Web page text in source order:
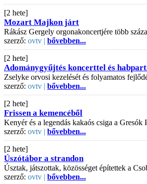
[2 hete]
Mozart Majkon járt
Rákász Gergely orgonakoncertjére több
szerző: ovtv | bővebben...
[2 hete]
Adománygyűjtés koncerttel és
Zselyke orvosi kezelését és folyamatos
szerző: ovtv | bővebben...
[2 hete]
Frissen a kemencéből
Kenyér és a legendás kakaós csiga a Gresók
szerző: ovtv | bővebben...
[2 hete]
Úszótábor a strandon
Úsztak, játszottak, közösséget építettek a
szerző: ovtv | bővebben...